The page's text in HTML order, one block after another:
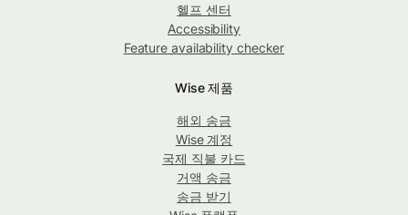
헬프 센터
Accessibility
Feature availability checker
Wise 제품
해외 송금
Wise 계정
국제 직불 카드
거액 송금
송금 받기